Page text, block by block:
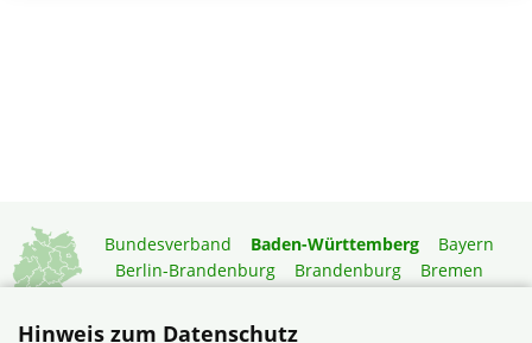
Bundesverband Baden-Württemberg
Bayern
Berlin-Brandenburg
Brandenburg
Bremen
Niedersachsen
Hinweis zum Datenschutz